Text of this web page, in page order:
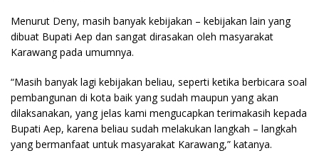
Menurut Deny, masih banyak kebijakan – kebijakan lain yang
dibuat Bupati Aep dan sangat dirasakan oleh masyarakat
Karawang pada umumnya.
“Masih banyak lagi kebijakan beliau, seperti ketika berbicara soal
pembangunan di kota baik yang sudah maupun yang akan
dilaksanakan, yang jelas kami mengucapkan terimakasih kepada
Bupati Aep, karena beliau sudah melakukan langkah – langkah
yang bermanfaat untuk masyarakat Karawang,” katanya.